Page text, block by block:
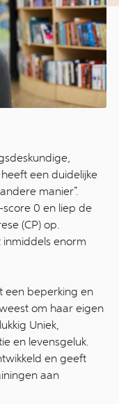
een duidelijke
manier”.
0 en liep de
(CP) op.
inmiddels enorm
een beperking en
om haar eigen
Uniek,
en levensgeluk.
en geeft
aan